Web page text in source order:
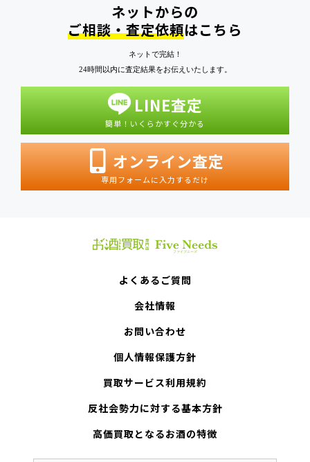
ネットからの
ご相談・査定依頼はこちら
ネットで完結！
24時間以内に査定結果をお伝えいたします。
LINE査定
簡単！いくらかすぐ分かる
オンライン査定
専用フォームに入力するだけ
よくあるご質問
会社情報
お問い合わせ
個人情報保護方針
買取サービス利用規約
反社会勢力に対する基本方針
高価買取となるお酒の特徴